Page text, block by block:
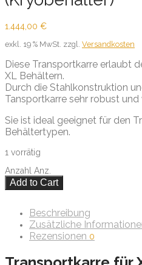
1.444,00 €
exkl. 19 % MwSt. zzgl. Versandkosten
Diese Transportkarre erlaubt
XL Behältern.
Durch die Stahlkonstruktion
Tansportkarre sehr robust und
Sie ist ideal geeignet für den
Behältertypen.
1 vorrätig
Anzahl Anz.
Add to Cart
Beschreibung
Zusätzliche
Rezensionen 0